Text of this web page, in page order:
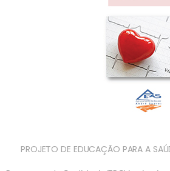
PROJETO DE EDUCAÇÃO PARA A